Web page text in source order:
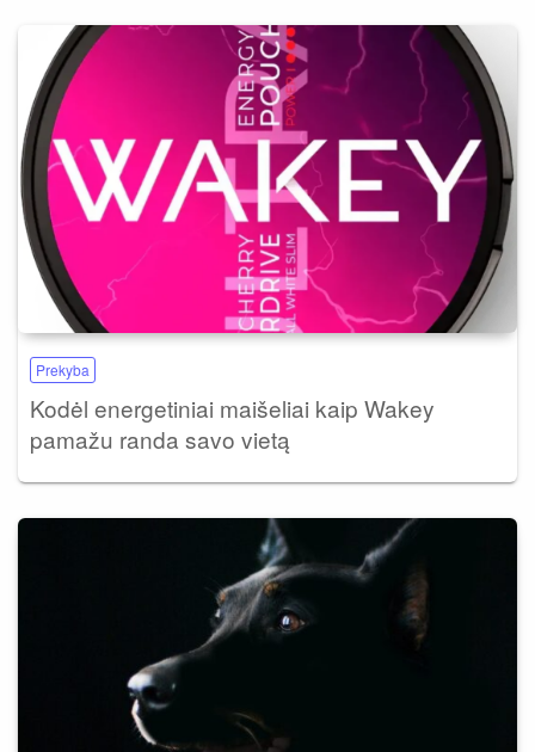
Prekyba
Kodėl energetiniai maišeliai kaip Wakey
pamažu randa savo vietą